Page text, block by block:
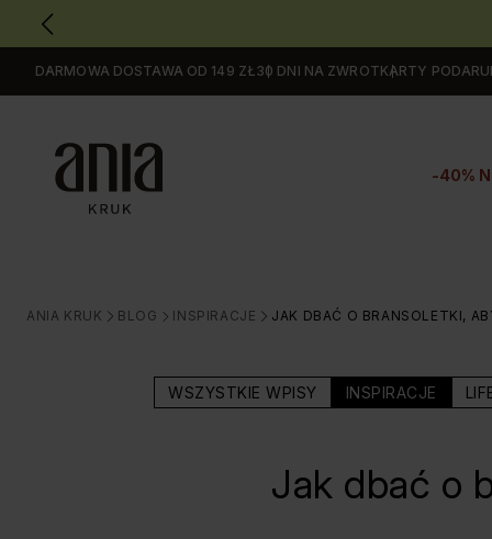
GŁÓWNEJ
ZAWARTOŚCI
MENU
DARMOWA DOSTAWA OD 149 ZŁ30 DNI NA ZWROTKARTY
-40%
ANIA KRUK
>
BLOG
>
INSPIRACJE
>
JAK DBAĆ O BRANSOLETKI,
WSZYSTKIE WPISY INSPIRACJE
Jak dbać o